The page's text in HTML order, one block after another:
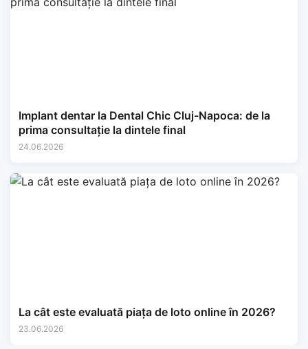
Implant dentar la Dental Chic Cluj-Napoca: de la
prima consultație la dintele final
24.06.2026
La cât este evaluată piața de loto online în 2026?
23.06.2026